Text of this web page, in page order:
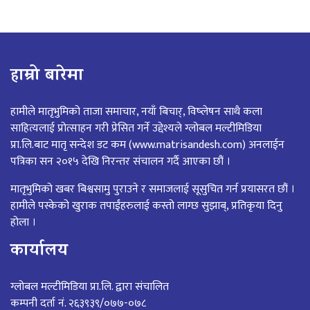
navigation
हाम्रो बारेमा
हामीले मातृभुमिको ताजा समाचार, नयाँ बिचार्, विष्लेषन साथै कला
साहित्यलाई प्रोत्साहन गरी प्रेसित गर्ने उद्देश्यले ग्लोबल मल्टीमिडिया
प्रा.लि.बाट मातृ सन्देश डट कम (www.matrisandesh.com) अनलाईन
पत्रिका सन २०१५ देखि निरन्तर संचालन गर्दै आएका छौं ।
मातृभुमिको खबर बिश्वसामु पुराउने र समाजलाई सूसुचित गर्न प्रयासरत छौं ।
हामीले पस्केको खुराक तपाईंहरुलाई कस्तो लाग्छ सुझाब्, प्रतिकृया दिनु
होला ।
कार्यालय
ग्लोबल मल्टीमिडिया प्रा.लि. द्वारा संचालित
कम्पनी दर्ता नं. २६३९३९/०७७-०७८